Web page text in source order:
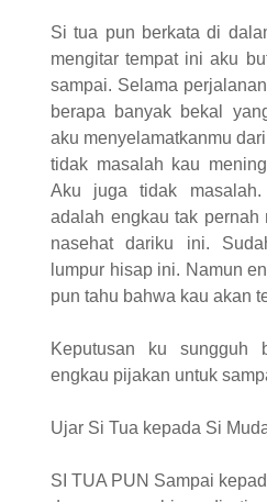
Si tua pun berkata di
mengitar tempat ini aku
sampai. Selama
berapa banyak bekal
aku menyelamatkanmu
tidak masalah kau
Aku juga tidak
adalah engkau tak pernah
nasehat dariku ini.
lumpur hisap ini. Namun
pun tahu bahwa kau akan
Keputusan ku sungguh
engkau pijakan untuk
Ujar Si Tua kepada Si
SI TUA PUN Sampai